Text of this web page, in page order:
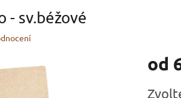
- sv.béžové
od
cena: